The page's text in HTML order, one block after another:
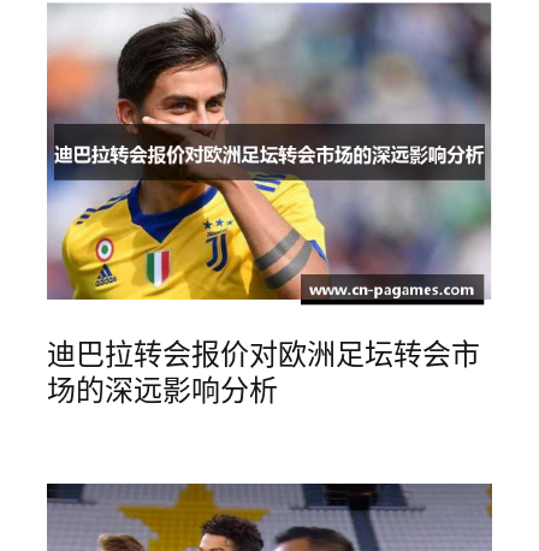
迪巴拉转会报价对欧洲足坛转会市
场的深远影响分析